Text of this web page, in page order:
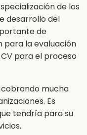
de los
desarrollo del
de
para la evaluación
para el proceso
cobrando mucha
Es
tendría para su